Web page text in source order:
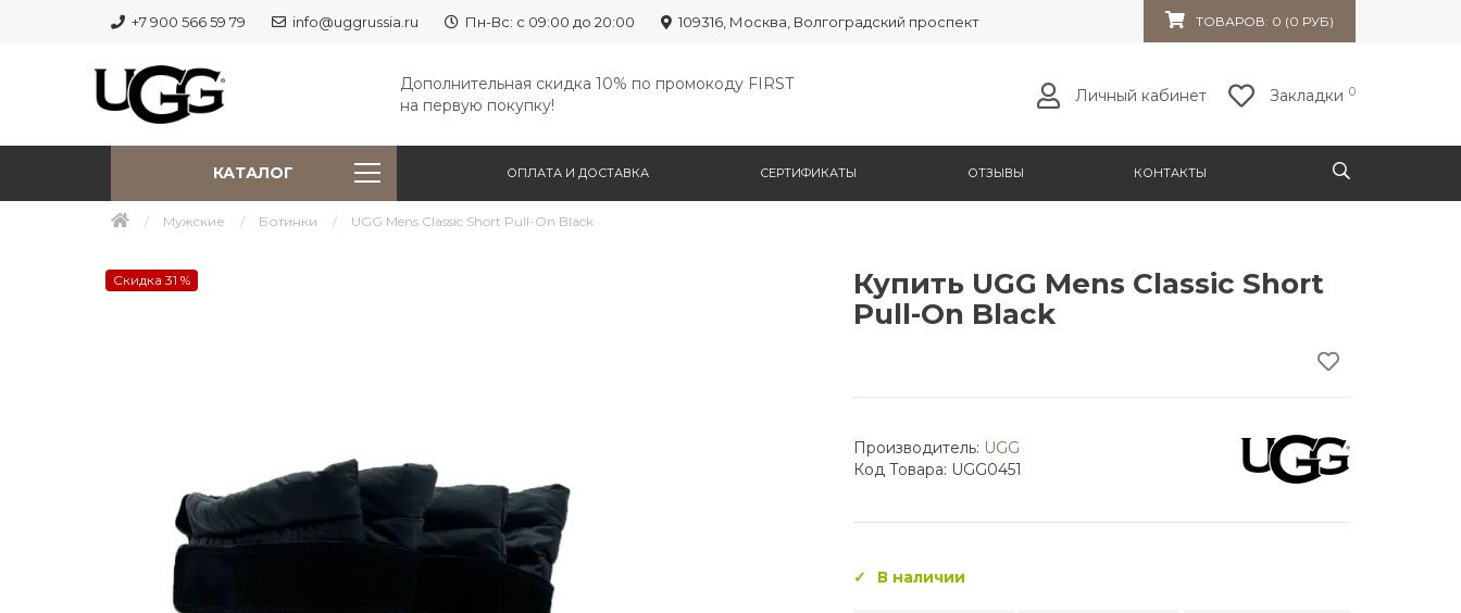
+7 900 566 59 79 info@uggrussia.ru Пн-Вс: с 09:00 до 20:00 109316, Москва, Волгоградский проспект 32к10 ТОВАРОВ: 0 (0 РУБ)
Дополнительная скидка 10% по промокоду FIRST
на первую покупку!
Личный кабинет Закладки 0
КАТАЛОГ ОПЛАТА И ДОСТАВКА СЕРТИФИКАТЫ ОТЗЫВЫ КОНТАКТЫ
Мужские Ботинки UGG Mens Classic Short Pull-On Black
Скидка 31 %
Купить UGG Mens Classic Short
Pull-On Black
Производитель: UGG
Код Товара: UGG0451
В наличии